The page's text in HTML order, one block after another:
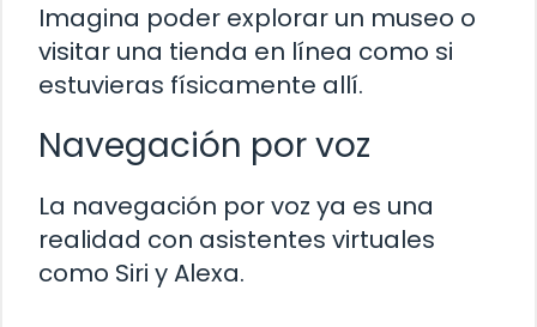
Imagina poder explorar un museo o
visitar una tienda en línea como si
estuvieras físicamente allí.
Navegación por voz
La navegación por voz ya es una
realidad con asistentes virtuales
como Siri y Alexa.